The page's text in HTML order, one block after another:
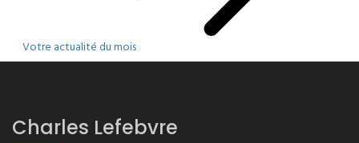
Votre actualité du mois
Charles Lefebvre